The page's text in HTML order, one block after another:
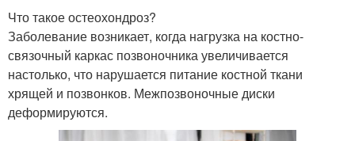
Что такое остеохондроз?
Заболевание возникает, когда нагрузка на костно-
связочный каркас позвоночника увеличивается
настолько, что нарушается питание костной ткани
хрящей и позвонков. Межпозвоночные диски
деформируются.